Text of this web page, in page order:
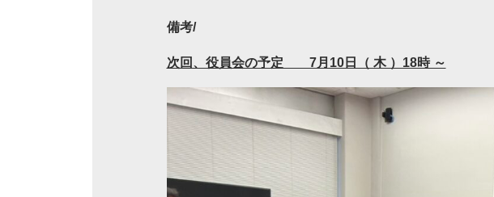
備考/
次回、役員会の予定 7月10日（ 木 ）18時 ～